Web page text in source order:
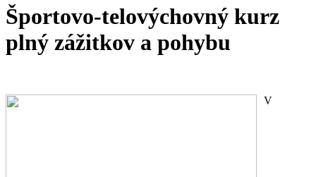
Športovo-telovýchovný kurz
plný zážitkov a pohybu
V